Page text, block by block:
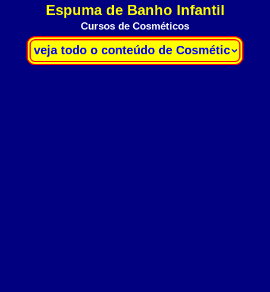
Espuma de Banho Infantil
Cursos de Cosméticos